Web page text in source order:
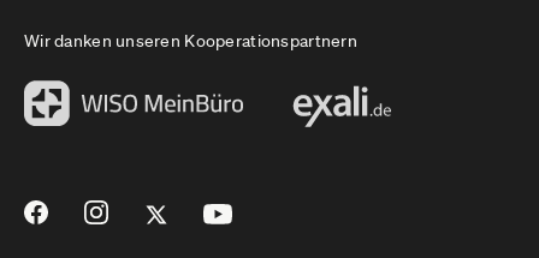
Wir danken unseren Kooperationspartnern